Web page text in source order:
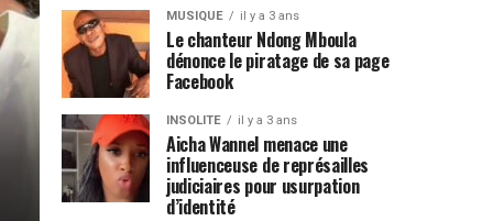
MUSIQUE il y a 3 ans
Le chanteur Ndong Mboula
dénonce le piratage de sa page
Facebook
INSOLITE il y a 3 ans
Aicha Wannel menace une
influenceuse de représailles
judiciaires pour usurpation
d’identité